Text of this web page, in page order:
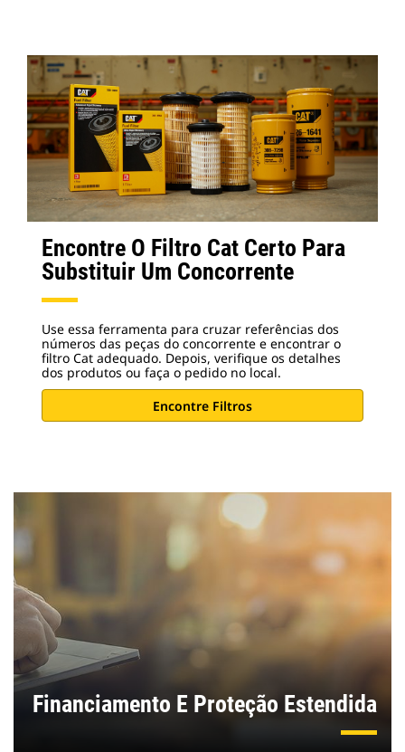
Encontre O Filtro Cat Certo Para
Substituir Um Concorrente
Use essa ferramenta para cruzar referências dos
números das peças do concorrente e encontrar o
filtro Cat adequado. Depois, verifique os detalhes
dos produtos ou faça o pedido no local.
Encontre Filtros
Financiamento E Proteção Estendida